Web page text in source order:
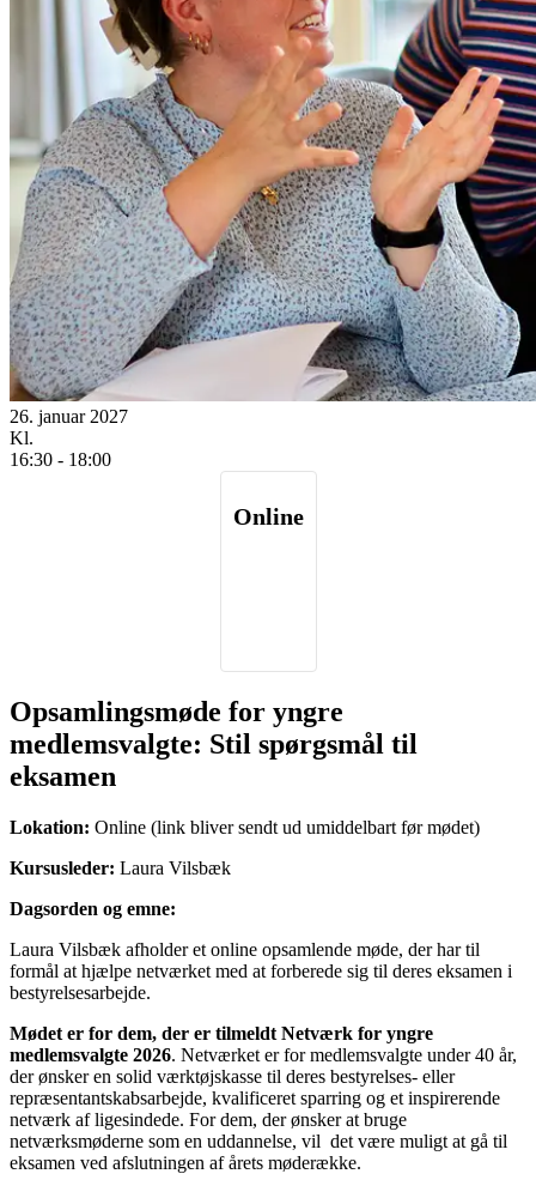
26. januar 2027
Kl.
16:30 - 18:00
Online
Opsamlingsmøde for yngre
medlemsvalgte: Stil spørgsmål til
eksamen
Lokation: Online (link bliver sendt ud umiddelbart før mødet)
Kursusleder: Laura Vilsbæk
Dagsorden og emne:
Laura Vilsbæk afholder et online opsamlende møde, der har til
formål at hjælpe netværket med at forberede sig til deres eksamen i
bestyrelsesarbejde.
Mødet er for dem, der er tilmeldt Netværk for yngre
medlemsvalgte 2026. Netværket er for medlemsvalgte under 40 år,
der ønsker en solid værktøjskasse til deres bestyrelses- eller
repræsentantskabsarbejde, kvalificeret sparring og et inspirerende
netværk af ligesindede. For dem, der ønsker at bruge
netværksmøderne som en uddannelse, vil det være muligt at gå til
eksamen ved afslutningen af årets møderække.